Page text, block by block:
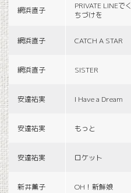
網浜直子
PRIVATE LINEでく
ちづけを
網浜直子 CATCH A STAR
網浜直子 SISTER
安達祐実 I Have a Dream
安達祐実 もっと
安達祐実 ロケット
新井薫子 OH！新鮮娘